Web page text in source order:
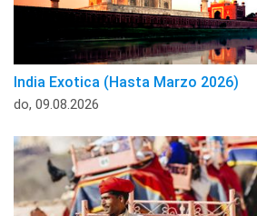
India Exotica (Hasta Marzo 2026)
do, 09.08.2026